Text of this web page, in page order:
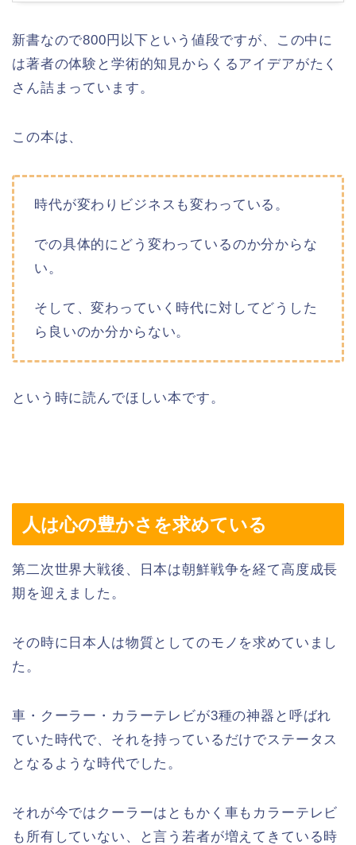
新書なので800円以下という値段ですが、この中に
は著者の体験と学術的知見からくるアイデアがたく
さん詰まっています。
この本は、
時代が変わりビジネスも変わっている。
での具体的にどう変わっているのか分からな
い。
そして、変わっていく時代に対してどうした
ら良いのか分からない。
という時に読んでほしい本です。
人は心の豊かさを求めている
第二次世界大戦後、日本は朝鮮戦争を経て高度成長
期を迎えました。
その時に日本人は物質としてのモノを求めていまし
た。
車・クーラー・カラーテレビが3種の神器と呼ばれ
ていた時代で、それを持っているだけでステータス
となるような時代でした。
それが今ではクーラーはともかく車もカラーテレビ
も所有していない、と言う若者が増えてきている時